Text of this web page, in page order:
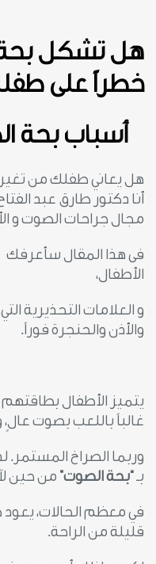
هل تشكل بحة
خطراً على
أسباب بحة
هل يعاني طفلك من
أنا دكتور طارق عبد
مجال جراحات الصوت و
فى هذا المقال
الأطفال،
و العلامات التحذيرية
والأذن والحنجرة فوراً.
يتميز الأطفال
غالباً باللعب بصوت عالٍ،
وربما الصراخ المستمر.
بـ“بحة الصوت”من حين
في معظم الحالات،
قليلة من الراحة.